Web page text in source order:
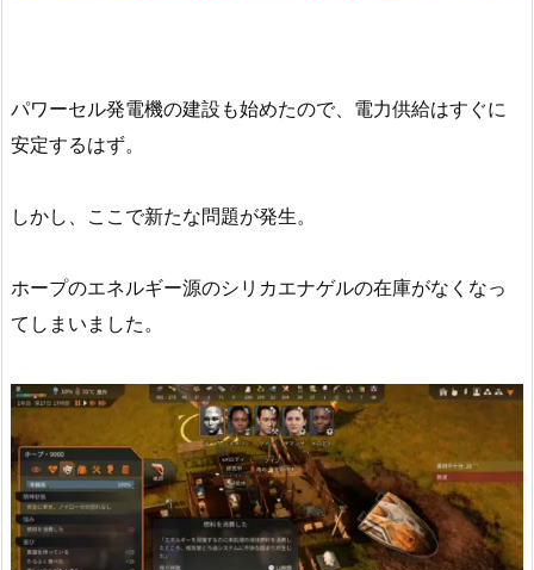
パワーセル発電機の建設も始めたので、電力供給はすぐに
安定するはず。
しかし、ここで新たな問題が発生。
ホープのエネルギー源のシリカエナゲルの在庫がなくなっ
てしまいました。